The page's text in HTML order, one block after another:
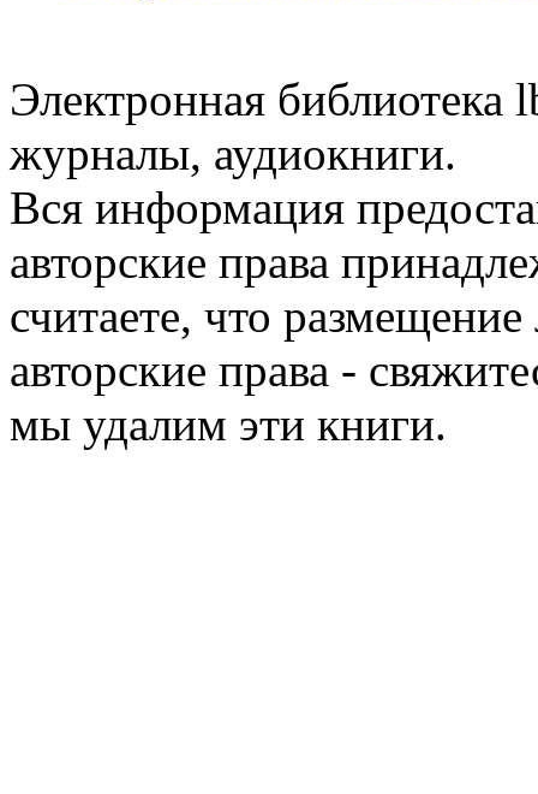
Электронная библиотека
журналы, аудиокниги.
Вся информация
авторские права
считаете, что
авторские права -
мы удалим эти книги.